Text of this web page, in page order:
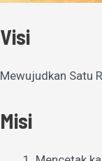
Visi
Mewujudkan Satu
Misi